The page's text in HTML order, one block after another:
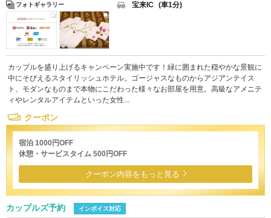
フォトギャラリー
宝来IC (車1分)
カップルを盛り上げるキャンペーン実施中です！緑に囲まれた穏やかな景観に
中にそびえるスタイリッシュホテル。ゴージャスなものからアジアンテイス
ト、モダンなものまで本物にこだわった様々なお部屋を用意。高級なアメニテ
ィやレンタルアイテムといった女性...
クーポン
宿泊 1000円OFF
休憩・サービスタイム 500円OFF
クーポン内容をもっと見る
カップルズ予約 インボイス対応